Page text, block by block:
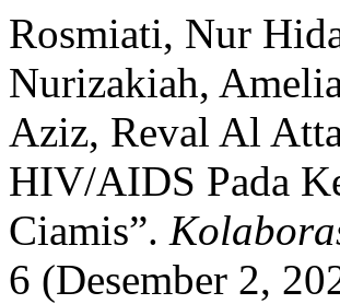
Rosmiati, Nur
Nurizakiah,
Aziz, Reval Al
HIV/AIDS Pada
Ciamis”.
6 (Desember 2,